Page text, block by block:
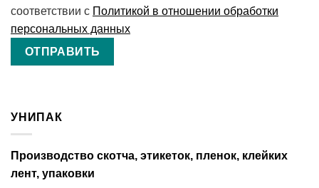
соответствии с Политикой в отношении обработки
персональных данных
УНИПАК
Производство скотча, этикеток, пленок, клейких
лент, упаковки